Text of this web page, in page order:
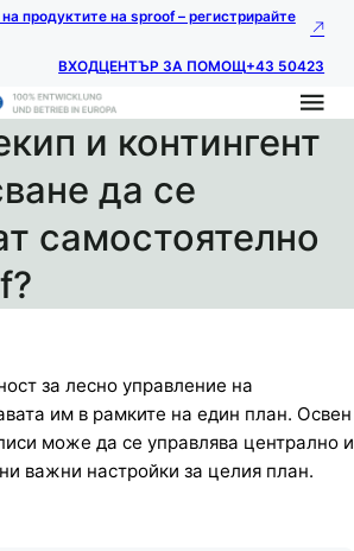
продуктите на sproof – регистрирайте
ВХОДЦЕНТЪР ЗА ПОМОЩ+43 50423
и контингент
да се
самостоятелно
за лесно управление на
им в рамките на един план. Освен
може да се управлява централно и
важни настройки за целия план.